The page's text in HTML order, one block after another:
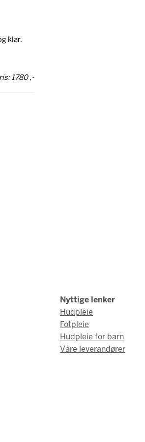
klar.
1780 ,-
Nyttige lenker
Hudpleie
Fotpleie
Hudpleie for barn
Våre leverandører